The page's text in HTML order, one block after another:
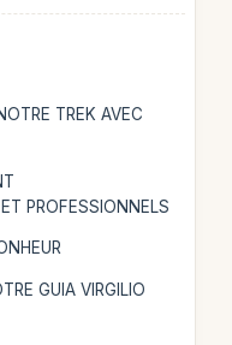
TREK AVEC
PROFESSIONNELS
GUIA VIRGILIO